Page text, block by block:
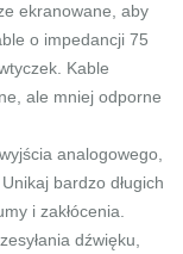
ekranowane, aby
o impedancji 75
Kable
ale mniej odporne
analogowego,
bardzo długich
i zakłócenia.
dźwięku,